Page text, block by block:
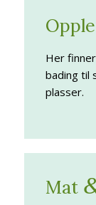
Her
bading til
plasser.
Mat